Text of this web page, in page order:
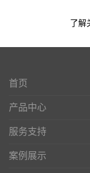
了解
首页
产品中心
服务支持
案例展示